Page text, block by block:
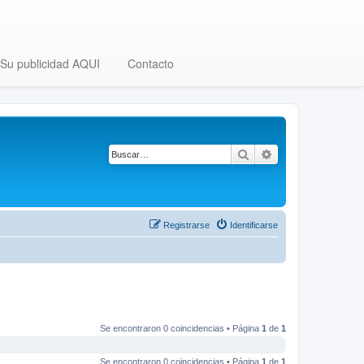
publicidad AQUI Contacto
Buscar
Identificarse
Registrarse
Se encontraron 0 coincidencias • Página 1 de 1
Se encontraron 0 coincidencias • Página 1 de 1